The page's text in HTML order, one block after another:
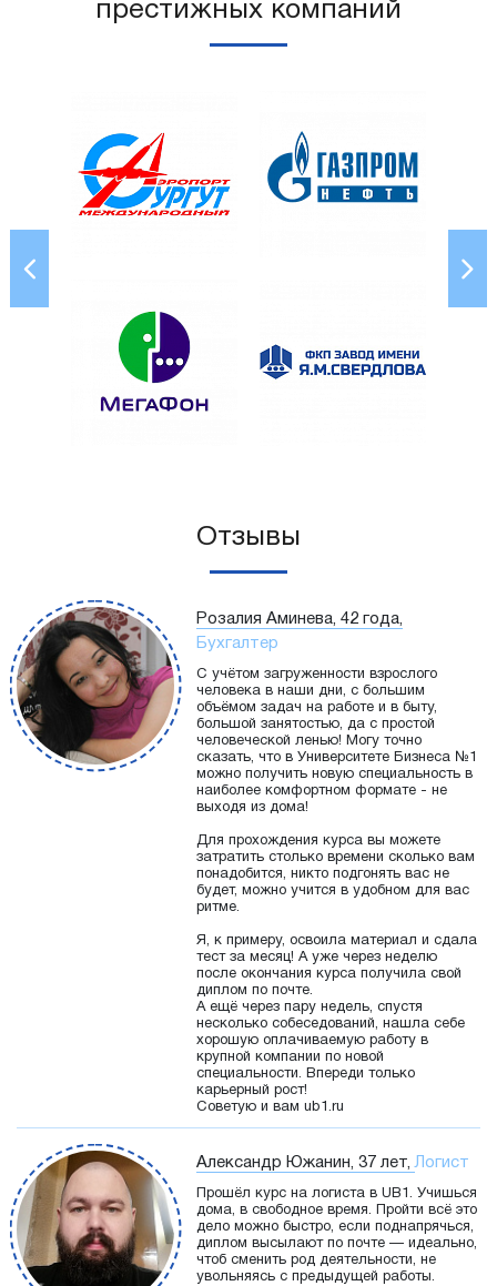
престижных компаний
Отзывы
Розалия Аминева, 42 года,
Бухгалтер
С учётом загруженности взрослого
человека в наши дни, с большим
объёмом задач на работе и в быту,
большой занятостью, да с простой
человеческой ленью! Могу точно
сказать, что в Университете Бизнеса №1
можно получить новую специальность в
наиболее комфортном формате - не
выходя из дома!
Для прохождения курса вы можете
затратить столько времени сколько вам
понадобится, никто подгонять вас не
будет, можно учится в удобном для вас
ритме.
Я, к примеру, освоила материал и сдала
тест за месяц! А уже через неделю
после окончания курса получила свой
диплом по почте.
А ещё через пару недель, спустя
несколько собеседований, нашла себе
хорошую оплачиваемую работу в
крупной компании по новой
специальности. Впереди только
карьерный рост!
Советую и вам ub1.ru
Александр Южанин, 37 лет,Логист
Прошёл курс на логиста в UB1. Учишься
дома, в свободное время. Пройти всё это
дело можно быстро, если поднапрячься,
диплом высылают по почте — идеально,
чтоб сменить род деятельности, не
увольняясь с предыдущей работы.